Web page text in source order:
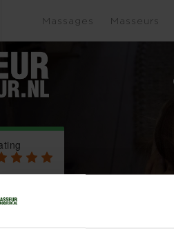
Massages Masseurs
743 reviews
Trust.Reviews